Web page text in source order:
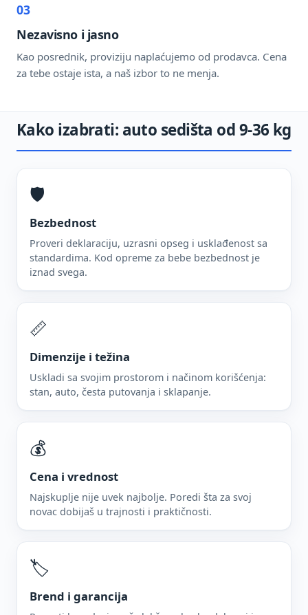
03
Nezavisno i jasno
Kao posrednik, proviziju naplaćujemo od prodavca. Cena
za tebe ostaje ista, a naš izbor to ne menja.
Kako izabrati: auto sedišta od 9-36 kg
🛡️
Bezbednost
Proveri deklaraciju, uzrasni opseg i usklađenost sa
standardima. Kod opreme za bebe bezbednost je
iznad svega.
📏
Dimenzije i težina
Uskladi sa svojim prostorom i načinom korišćenja:
stan, auto, česta putovanja i sklapanje.
💰
Cena i vrednost
Najskuplje nije uvek najbolje. Poredi šta za svoj
novac dobijaš u trajnosti i praktičnosti.
🏷️
Brend i garancija